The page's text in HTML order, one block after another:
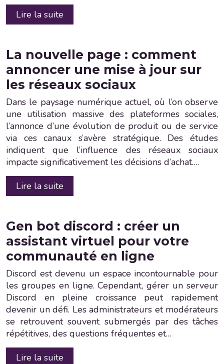
Lire la suite
La nouvelle page : comment
annoncer une mise à jour sur
les réseaux sociaux
Dans le paysage numérique actuel, où l’on observe
une utilisation massive des plateformes sociales,
l’annonce d’une évolution de produit ou de service
via ces canaux s’avère stratégique. Des études
indiquent que l’influence des réseaux sociaux
impacte significativement les décisions d’achat….
Lire la suite
Gen bot discord : créer un
assistant virtuel pour votre
communauté en ligne
Discord est devenu un espace incontournable pour
les groupes en ligne. Cependant, gérer un serveur
Discord en pleine croissance peut rapidement
devenir un défi. Les administrateurs et modérateurs
se retrouvent souvent submergés par des tâches
répétitives, des questions fréquentes et…
Lire la suite